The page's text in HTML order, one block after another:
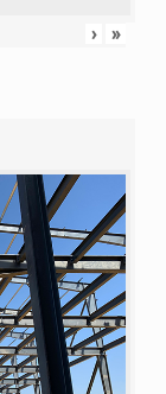
› »